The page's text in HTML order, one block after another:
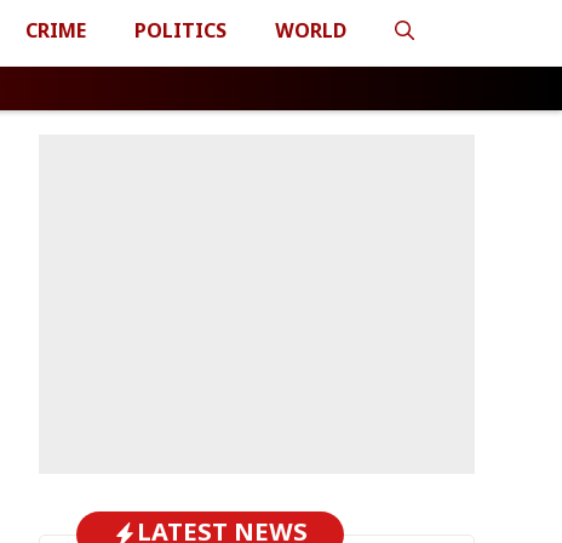
CRIME POLITICS WORLD
LATEST NEWS